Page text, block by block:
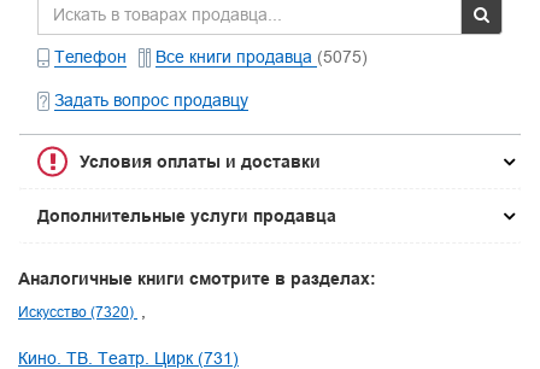
Телефон Все книги продавца (5075)
Задать вопрос продавцу
Условия оплаты и доставки
Дополнительные услуги продавца
Аналогичные книги смотрите в разделах:
Искусство (7320)
Кино. ТВ. Театр. Цирк (731)